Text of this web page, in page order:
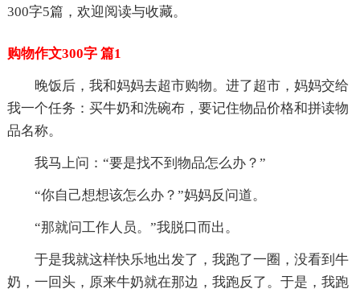
300字5篇，欢迎阅读与收藏。
购物作文300字 篇1
晚饭后，我和妈妈去超市购物。进了超市，妈妈交给
我一个任务：买牛奶和洗碗布，要记住物品价格和拼读物
品名称。
我马上问：“要是找不到物品怎么办？”
“你自己想想该怎么办？”妈妈反问道。
“那就问工作人员。”我脱口而出。
于是我就这样快乐地出发了，我跑了一圈，没看到牛
奶，一回头，原来牛奶就在那边，我跑反了。于是，我跑